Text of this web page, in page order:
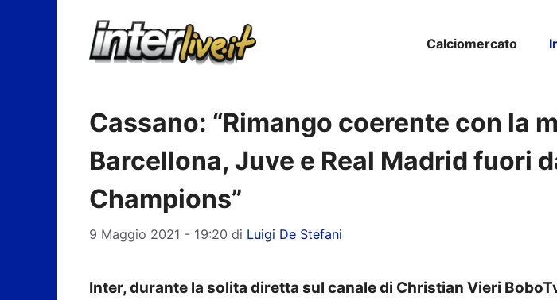
Calciomercato
Cassano: “Rimango coerente con la
Barcellona, Juve e Real Madrid fuori
Champions”
9 Maggio 2021 - 19:20 di Luigi De Stefani
Inter, durante la solita diretta sul canale di Christian Vieri